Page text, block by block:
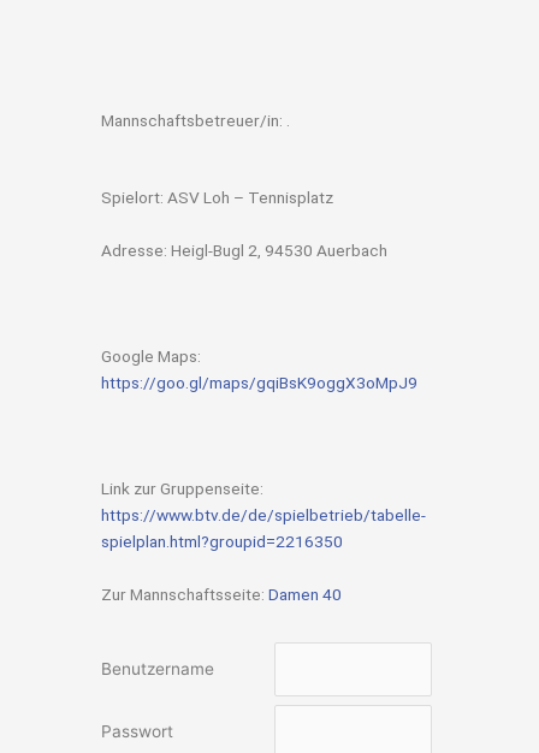
Mannschaftsbetreuer/in: .
Spielort: ASV Loh – Tennisplatz
Adresse: Heigl-Bugl 2, 94530 Auerbach
Google Maps:
https://goo.gl/maps/gqiBsK9oggX3oMpJ9
Link zur Gruppenseite:
https://www.btv.de/de/spielbetrieb/tabelle-
spielplan.html?groupid=2216350
Zur Mannschaftsseite: Damen 40
Benutzername
Passwort